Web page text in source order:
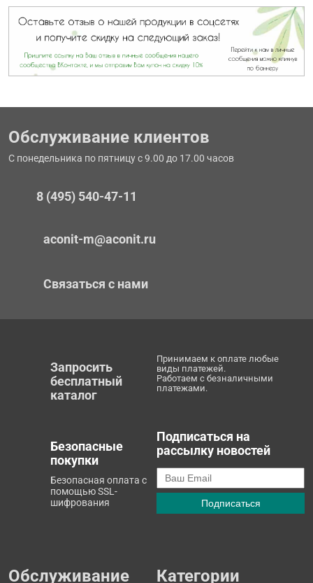
Обслуживание клиентов
С понедельника по пятницу с 9.00 до 17.00 часов
8 (495) 540-47-11
aconit-m@aconit.ru
Связаться с нами
Запросить
бесплатный
каталог
Принимаем к оплате любые
виды платежей.
Работаем с безналичными
платежами.
Безопасные
покупки
Безопасная оплата с
помощью SSL-
шифрования
Подписаться на
рассылку новостей
Обслуживание Категории